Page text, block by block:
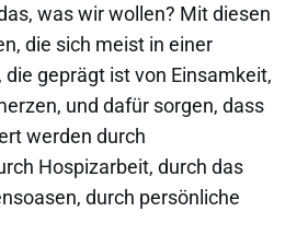
was wir wollen? Mit diesen
die sich meist in einer
geprägt ist von Einsamkeit,
und dafür sorgen, dass
werden durch
Hospizarbeit, durch das
durch persönliche